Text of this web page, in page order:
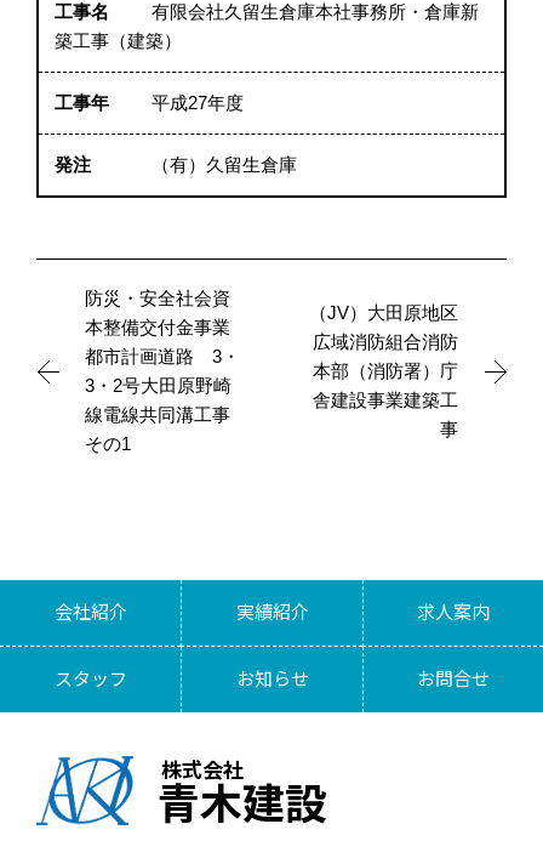
工事名
有限会社久留生倉庫本社事務所・倉庫新
築工事（建築）
工事年 平成27年度
発注 （有）久留生倉庫
防災・安全社会資
本整備交付金事業
都市計画道路 3・
3・2号大田原野崎
線電線共同溝工事
その1
（JV）大田原地区
広域消防組合消防
本部（消防署）庁
舎建設事業建築工
事
会社紹介 実績紹介 求人案内
スタッフ お知らせ お問合せ
株式会社
青木建設